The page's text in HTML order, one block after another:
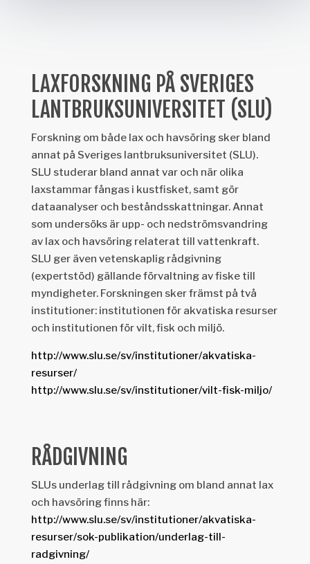
LAXFORSKNING PÅ SVERIGES
LANTBRUKSUNIVERSITET (SLU)
Forskning om både lax och havsöring sker bland
annat på Sveriges lantbruksuniversitet (SLU).
SLU studerar bland annat var och när olika
laxstammar fångas i kustfisket, samt gör
dataanalyser och beståndsskattningar. Annat
som undersöks är upp- och nedströmsvandring
av lax och havsöring relaterat till vattenkraft.
SLU ger även vetenskaplig rådgivning
(expertstöd) gällande förvaltning av fiske till
myndigheter. Forskningen sker främst på två
institutioner: institutionen för akvatiska resurser
och institutionen för vilt, fisk och miljö.
http://www.slu.se/sv/institutioner/akvatiska-
resurser/
http://www.slu.se/sv/institutioner/vilt-fisk-miljo/
RÅDGIVNING
SLUs underlag till rådgivning om bland annat lax
och havsöring finns här:
http://www.slu.se/sv/institutioner/akvatiska-
resurser/sok-publikation/underlag-till-
radgivning/